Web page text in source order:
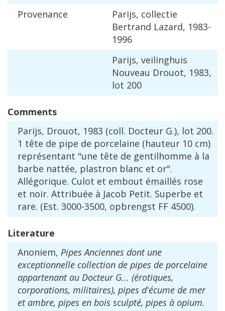
Provenance
Parijs, collectie
Bertrand Lazard, 1983-
1996
Parijs, veilinghuis
Nouveau Drouot, 1983,
lot 200
Comments
Parijs, Drouot, 1983 (coll. Docteur G.), lot 200.
1 tête de pipe de porcelaine (hauteur 10 cm)
représentant "une tête de gentilhomme à la
barbe nattée, plastron blanc et or".
Allégorique. Culot et embout émaillés rose
et noir. Attribuée à Jacob Petit. Superbe et
rare. (Est. 3000-3500, opbrengst FF 4500).
Literature
Anoniem, Pipes Anciennes dont une
exceptionnelle collection de pipes de porcelaine
appartenant au Docteur G... (érotiques,
corporations, militaires), pipes d'écume de mer
et ambre, pipes en bois sculpté, pipes à opium.